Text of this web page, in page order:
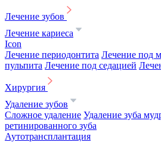
Лечение зубов
Лечение кариеса
Icon
Лечение периодонтита Лечение под
пульпита Лечение под седацией
Хирургия
Удаление зубов
Сложное удаление Удаление зуба
ретинированного зуба
Аутотрансплантация